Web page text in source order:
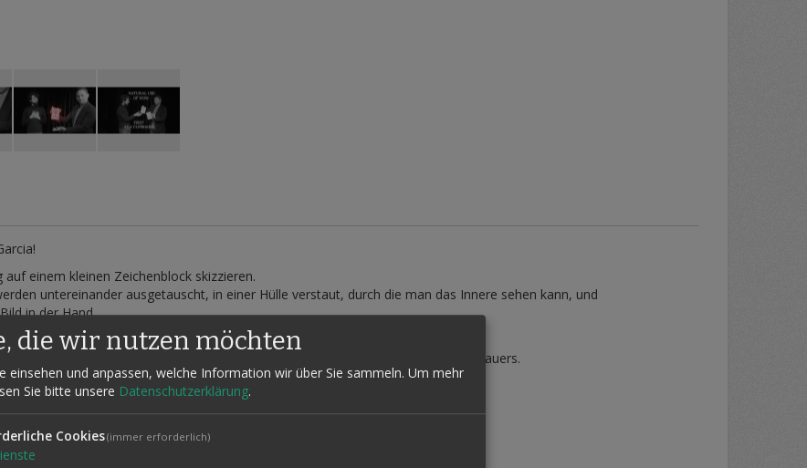
einem kleinen Zeichenblock skizzieren.
untereinander ausgetauscht, in einer Hülle verstaut, durch die man das Innere sehen kann, und
in der Hand.
des Publikums verwandelt sich die Zeichnung des Zauberers in die des Zuschauers.
in den Händen hält.
die Zeichnung des Zauberkünstlers!
zusätzlich einer deutschsprachigen Übersetzung.
die wir nutzen möchten
einsehen und anpassen, welche Information wir über Sie sammeln. Um mehr
Sie bitte unsere Datenschutzerklärung.
Cookies(immer erforderlich)